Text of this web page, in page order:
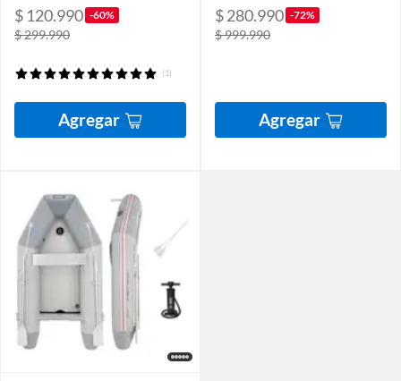
$ 120.990 -60%
$ 299.990
(1)
Agregar
$ 280.990 -72%
$ 999.990
Agregar